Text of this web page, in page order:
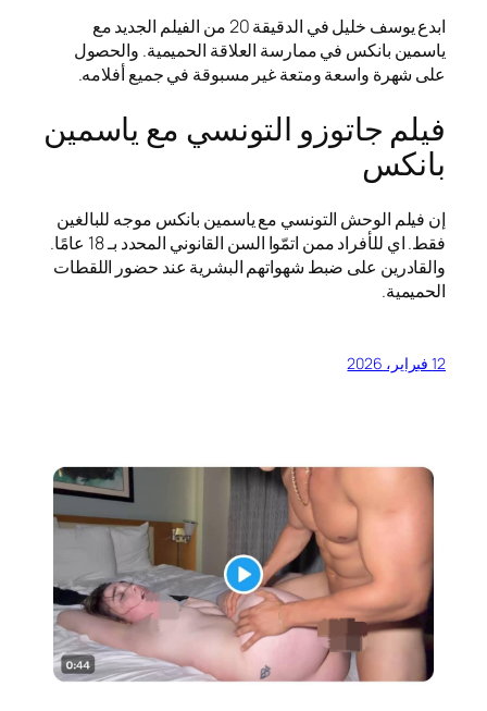
ابدع يوسف خليل في الدقيقة 20 من الفيلم الجديد مع
ياسمين بانكس في ممارسة العلاقة الحميمية. والحصول
على شهرة واسعة ومتعة غير مسبوقة في جميع أفلامه.
فيلم جاتوزو التونسي مع ياسمين
بانكس
إن فيلم الوحش التونسي مع ياسمين بانكس موجه للبالغين
فقط. اي للأفراد ممن اتمّوا السن القانوني المحدد بـ 18 عامًا.
والقادرين على ضبط شهواتهم البشرية عند حضور اللقطات
الحميمية.
12 فبراير، 2026